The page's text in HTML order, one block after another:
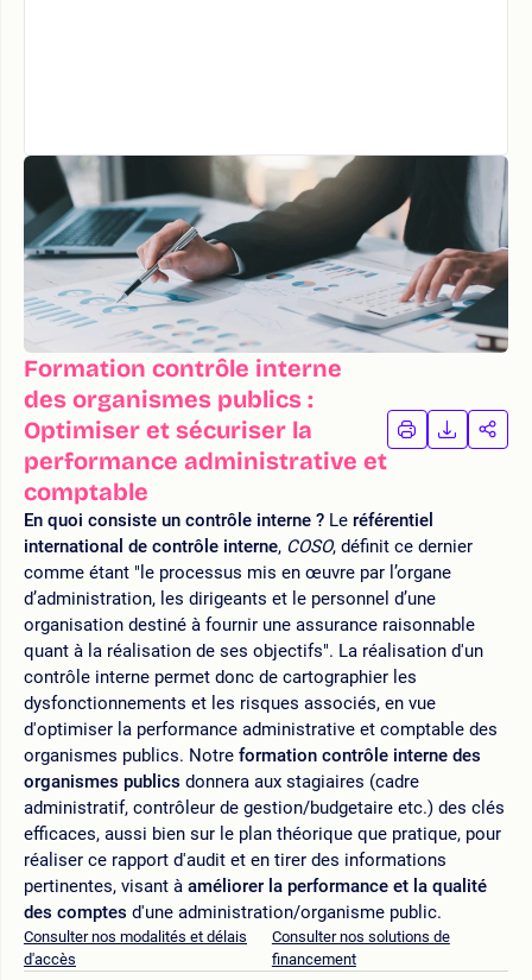
Formation contrôle interne
des organismes publics :
Optimiser et sécuriser la
performance administrative et
comptable
IMPRIMER
LA
LA
En quoi consiste un contrôle interne ? Le référentiel
international de contrôle interne, COSO, définit ce dernier
comme étant "le processus mis en œuvre par l’organe
d’administration, les dirigeants et le personnel d’une
organisation destiné à fournir une assurance raisonnable
quant à la réalisation de ses objectifs". La réalisation d'un
contrôle interne permet donc de cartographier les
dysfonctionnements et les risques associés, en vue
d'optimiser la performance administrative et comptable des
organismes publics. Notre formation contrôle interne des
organismes publics donnera aux stagiaires (cadre
administratif, contrôleur de gestion/budgetaire etc.) des clés
efficaces, aussi bien sur le plan théorique que pratique, pour
réaliser ce rapport d'audit et en tirer des informations
pertinentes, visant à améliorer la performance et la qualité
des comptes d'une administration/organisme public.
Consulter nos modalités et délais
d'accès
Consulter nos solutions de
financement